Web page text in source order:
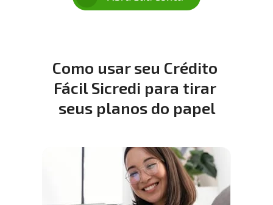
Como usar seu Crédito
Fácil Sicredi para tirar
seus planos do papel